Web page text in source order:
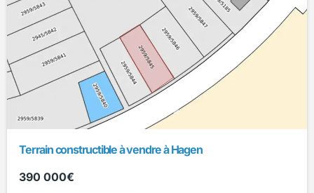
Terrain constructible à vendre à Hagen
390 000€